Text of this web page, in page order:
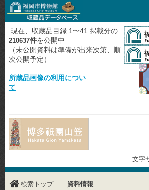
現在、収蔵品目録 1〜41 掲載分の
210637件を公開中
（未公開資料は準備が出来次第、順
次公開予定）
所蔵品画像の利用につい
て
文字
検索トップ 資料情報